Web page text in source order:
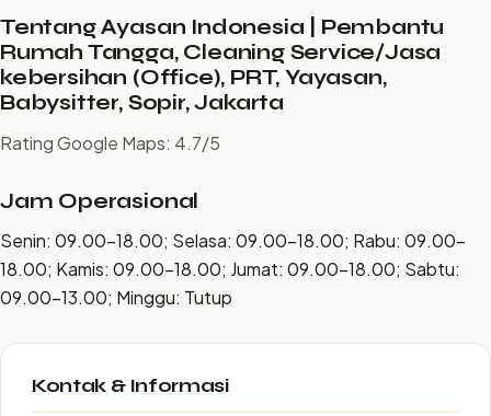
Tentang Ayasan Indonesia | Pembantu
Rumah Tangga, Cleaning Service/Jasa
kebersihan (Office), PRT, Yayasan,
Babysitter, Sopir, Jakarta
Rating Google Maps: 4.7/5
Jam Operasional
Senin: 09.00–18.00; Selasa: 09.00–18.00; Rabu: 09.00–
18.00; Kamis: 09.00–18.00; Jumat: 09.00–18.00; Sabtu:
09.00–13.00; Minggu: Tutup
Kontak & Informasi